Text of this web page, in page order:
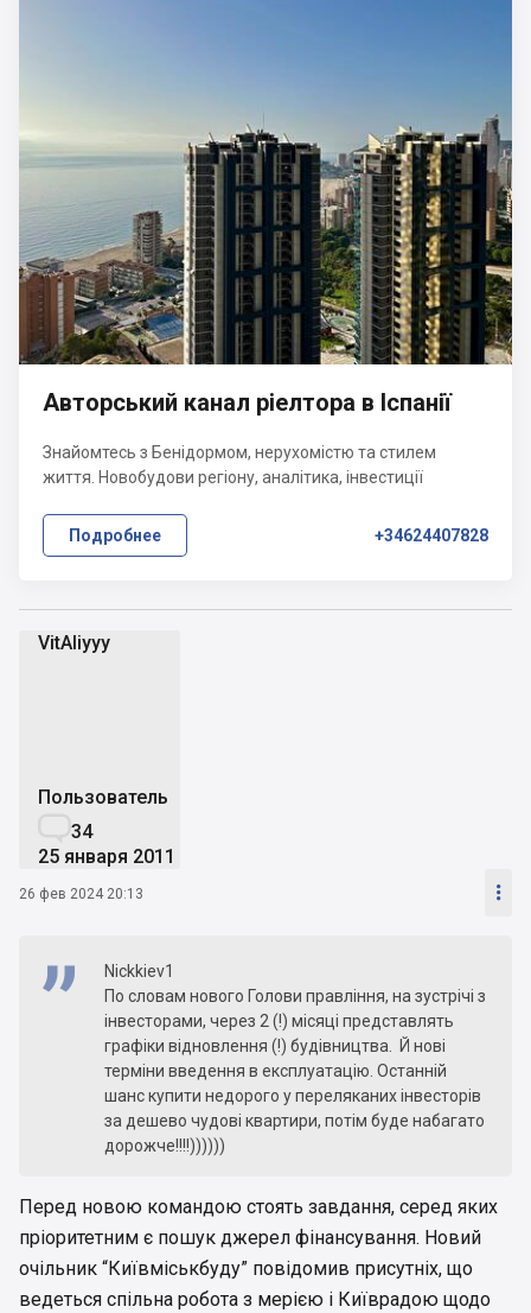
VitAliyyy
Пользователь
34
25 января 2011
26 фев 2024 20:13 
Nickkiev1
По словам нового Голови правління, на зустрічі з
інвесторами, через 2 (!) місяці представлять
графіки відновлення (!) будівництва. Й нові
терміни введення в експлуатацію. Останній
шанс купити недорого у переляканих інвесторів
за дешево чудові квартири, потім буде набагато
дорожче!!!!))))))
Перед новою командою стоять завдання, серед яких
пріоритетним є пошук джерел фінансування. Новий
очільник “Київміськбуду” повідомив присутніх, що
ведеться спільна робота з мерією і Київрадою щодо
Авторський канал ріелтора в Іспанії
Знайомтесь з Бенідормом, нерухомістю та стилем
життя. Новобудови регіону, аналітика, інвестиції
Подробнее +34624407828